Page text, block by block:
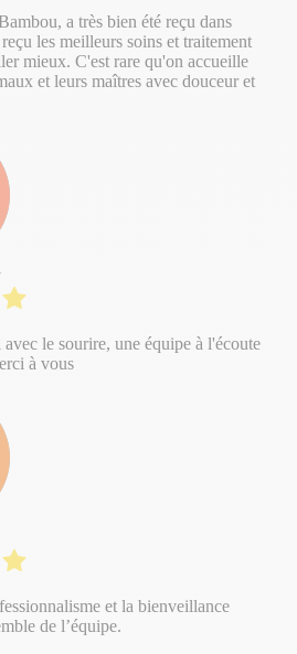
a très bien été reçu dans
les meilleurs soins et traitement
mieux. C'est rare qu'on accueille
et leurs maîtres avec douceur et
le sourire, une équipe à l'écoute
à vous
et la bienveillance
de l’équipe.